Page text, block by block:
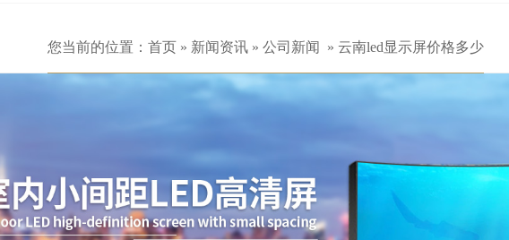
您当前的位置： 首页 » 新闻资讯 » 公司新闻 » 云南led显示屏价格多少